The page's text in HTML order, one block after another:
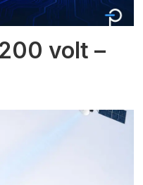
volt –